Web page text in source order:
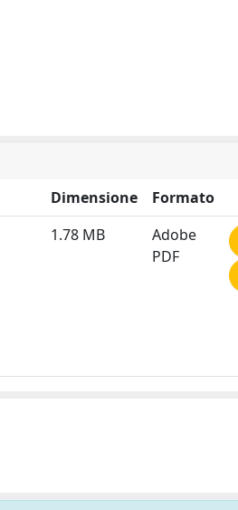
Dimensione
Formato
1.78 MB
Adobe
PDF